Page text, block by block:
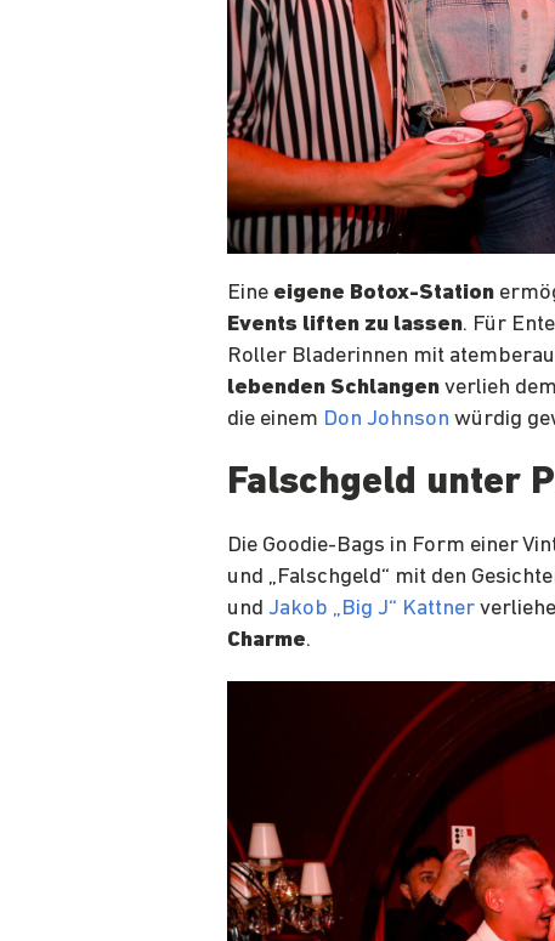
Eine eigene Botox-Station
Events liften zu lassen. Für
Roller Bladerinnen mit
lebenden Schlangen verlieh
die einem Don Johnson würdig
Falschgeld unter
Die Goodie-Bags in Form einer
und „Falschgeld“ mit den
und Jakob „Big J“ Kattner
Charme.